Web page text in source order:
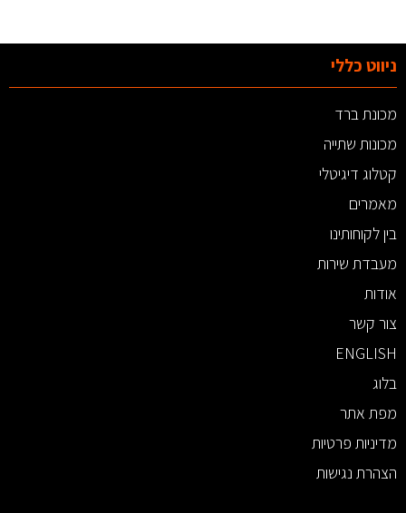
ניווט כללי
מכונת ברד
מכונות שתייה
קטלוג דיגיטלי
מאמרים
בין לקוחותינו
מעבדת שירות
אודות
צור קשר
ENGLISH
בלוג
מפת אתר
מדיניות פרטיות
הצהרת נגישות